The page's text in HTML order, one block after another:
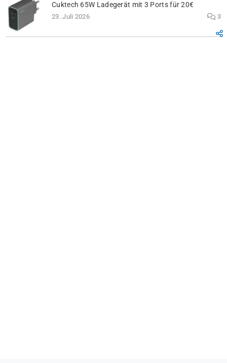
Cuktech 65W Ladegerät mit 3 Ports für 20€
23. Juli 2026 3